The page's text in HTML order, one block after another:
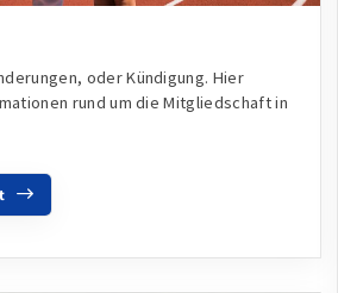
oder Kündigung. Hier
rund um die Mitgliedschaft in